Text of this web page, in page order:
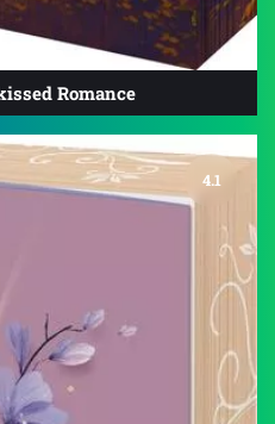
Romance
4.1